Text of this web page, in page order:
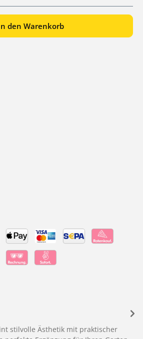
den Warenkorb
stilvolle Ästhetik mit praktischer